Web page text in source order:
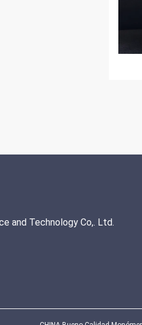
and Technology Co,. Ltd.